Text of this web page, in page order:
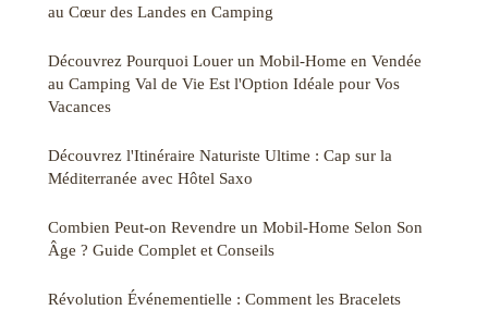
au Cœur des Landes en Camping
Découvrez Pourquoi Louer un Mobil-Home en Vendée
au Camping Val de Vie Est l'Option Idéale pour Vos
Vacances
Découvrez l'Itinéraire Naturiste Ultime : Cap sur la
Méditerranée avec Hôtel Saxo
Combien Peut-on Revendre un Mobil-Home Selon Son
Âge ? Guide Complet et Conseils
Révolution Événementielle : Comment les Bracelets